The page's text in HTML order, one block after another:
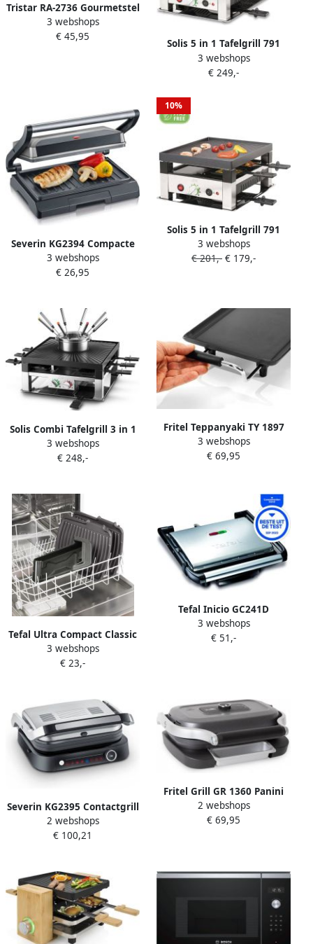
Tristar RA-2736 Gourmetstel
en Pizzaoven Gourmet- en
Pizzaset 8 personen Met
3 webshops
€ 45,95
Solis 5 in 1 Tafelgrill 791
Gourmetstel 8 Personen
Grill Wok Pizzamaker
Raclette Gourmet Set
Bakplaat Gourmetten Zilver
3 webshops
€ 249,-
Severin KG2394 Compacte
multifunctionele grill : vlees
panini&apos;s groenten
3 webshops
€ 26,95
10%
Solis 5 in 1 Tafelgrill 791
Gourmetstel 4 Personen
Grill Wok Pizzamaker
Zwart
3 webshops
€ 201,- € 179,-
Solis Combi Tafelgrill 3 in 1
796 Gourmetstel 8 Personen
Fondue Raclette & Grill
Zwart
3 webshops
€ 248,-
Fritel Teppanyaki TY 1897
Bakplaat XXL Tafelgrill
90x22 cm 1800W 5 Standen
3 webshops
€ 69,95
Tefal Ultra Compact Classic
GC3050 Contactgrill
Barbecuestand Regelbare
opvangbak Verticaal
opbergen 2000W RVS
3 webshops
€ 23,-
Tefal Inicio GC241D
Contactgrill Geschikt voor
panini's en meer Anti-
uit de Test
Consumentenbond oktober
3 webshops
€ 51,-
Severin KG2395 Contactgrill
SEVINI Pro 7 Automatische
programma's ILAG non
2 webshops
€ 100,21
Fritel Grill GR 1360 Panini
Tosti Toestel Croque-
monsieur machine 25x31
2 webshops
€ 69,95